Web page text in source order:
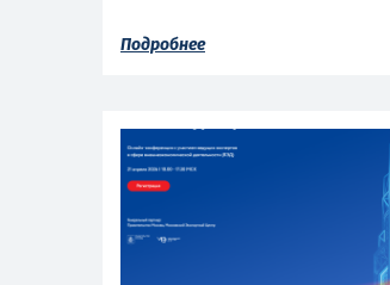
Подробнее